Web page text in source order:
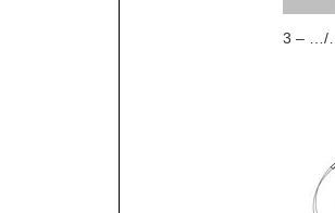
3 – …/…